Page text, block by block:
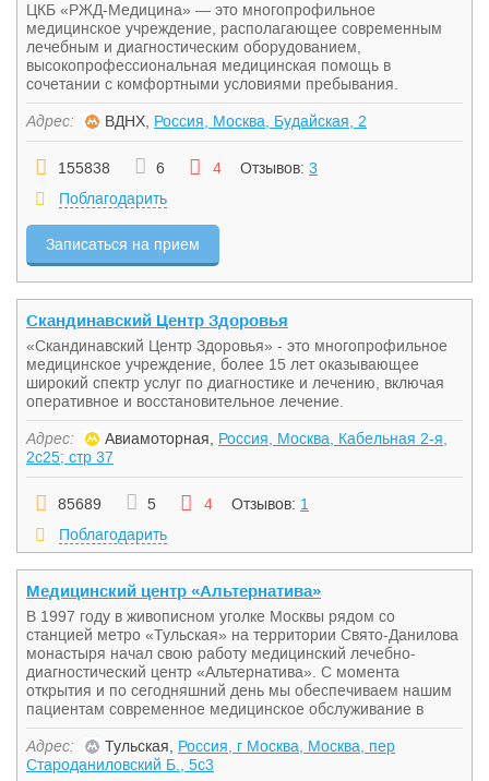
ЦКБ «РЖД-Медицина» — это многопрофильное
медицинское учреждение, располагающее современным
лечебным и диагностическим оборудованием,
высокопрофессиональная медицинская помощь в
сочетании с комфортными условиями пребывания.
Адрес: ВДНХ, Россия, Москва, Будайская, 2
155838 6 4 Отзывов: 3
Поблагодарить
Записаться на прием
Скандинавский Центр Здоровья
«Скандинавский Центр Здоровья» - это многопрофильное
медицинское учреждение, более 15 лет оказывающее
широкий спектр услуг по диагностике и лечению, включая
оперативное и восстановительное лечение.
Адрес: Авиамоторная, Россия, Москва, Кабельная 2-я,
2с25; стр 37
85689 5 4 Отзывов: 1
Поблагодарить
Медицинский центр «Альтернатива»
В 1997 году в живописном уголке Москвы рядом со
станцией метро «Тульская» на территории Свято-Данилова
монастыря начал свою работу медицинский лечебно-
диагностический центр «Альтернатива». С момента
открытия и по сегодняшний день мы обеспечиваем нашим
пациентам современное медицинское обслуживание в
Адрес: Тульская, Россия, г Москва, Москва, пер
Староданиловский Б., 5с3